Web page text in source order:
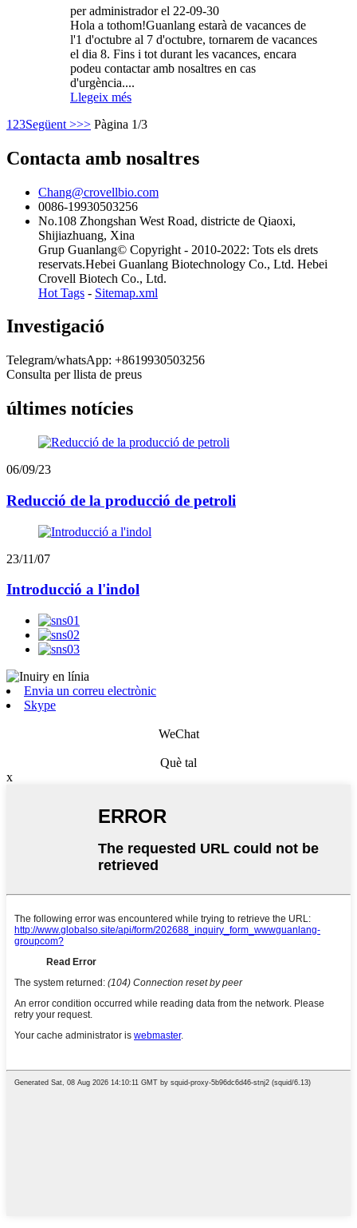
per administrador el 22-09-30
Hola a tothom!Guanlang estarà de vacances de
l'1 d'octubre al 7 d'octubre, tornarem de vacances
el dia 8. Fins i tot durant les vacances, encara
podeu contactar amb nosaltres en cas
d'urgència....
Llegeix més
1 23Següent >>> Pàgina 1/3
Contacta amb nosaltres
Chang@crovellbio.com
0086-19930503256
No.108 Zhongshan West Road, districte de Qiaoxi,
Shijiazhuang, Xina
Grup Guanlang© Copyright - 2010-2022: Tots els drets
reservats.Hebei Guanlang Biotechnology Co., Ltd. Hebei
Crovell Biotech Co., Ltd.
Hot Tags - Sitemap.xml
Investigació
Telegram/whatsApp: +8619930503256
Consulta per llista de preus
últimes notícies
06/09/23
Reducció de la producció de petroli
23/11/07
Introducció a l'indol
Envia un correu electrònic
Skype
WeChat
Què tal
x